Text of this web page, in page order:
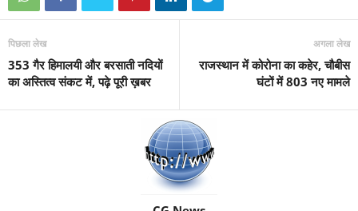
पिछला लेख
353 गैर हिमालयी और बरसाती नदियों
का अस्तित्व संकट में, पढ़े पूरी ख़बर
अगला लेख
राजस्थान में कोरोना का कहेर, चौबीस
घंटों में 803 नए मामले